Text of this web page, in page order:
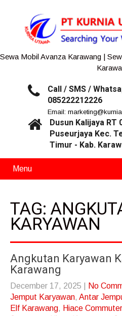
Sewa Mobil Avanza Karawang |
Call / SMS /
085222212226
Email:
Dusun Kalijaya RT
Puseurjaya Kec.
Timur - Kab.
Menu
TAG:
KARYAWAN
Angkutan Karyawan
Karawang
December 17, 2025 No
Jemput Karyawan, Antar
Elf Karawang, Hiace